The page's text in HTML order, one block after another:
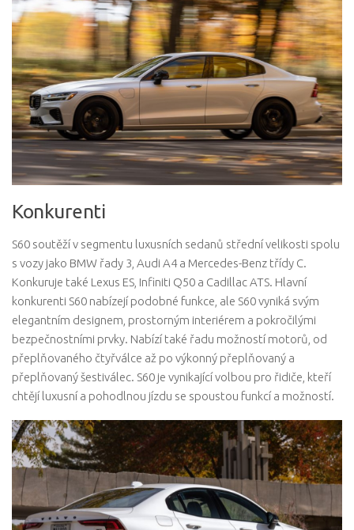
Konkurenti
S60 soutěží v segmentu luxusních sedanů střední velikosti spolu
s vozy jako BMW řady 3, Audi A4 a Mercedes-Benz třídy C.
Konkuruje také Lexus ES, Infiniti Q50 a Cadillac ATS. Hlavní
konkurenti S60 nabízejí podobné funkce, ale S60 vyniká svým
elegantním designem, prostorným interiérem a pokročilými
bezpečnostními prvky. Nabízí také řadu možností motorů, od
přeplňovaného čtyřválce až po výkonný přeplňovaný a
přeplňovaný šestiválec. S60 je vynikající volbou pro řidiče, kteří
chtějí luxusní a pohodlnou jízdu se spoustou funkcí a možností.